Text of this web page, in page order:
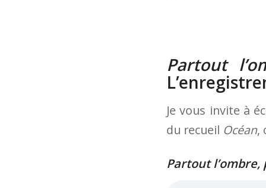
Partout
Je vous invite à
du recueil Océan,
Partout